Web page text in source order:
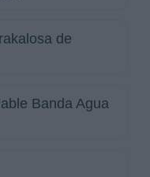
de
Banda Agua